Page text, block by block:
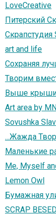
LoveCreative
Питерский
Скрапстудия
art and life
Сохраняя
Творим
Выше
Art area by
Sovushka
...Жажда
Маленькие
Me, Myself
Lemon Owl
Бумажная
SCRAP